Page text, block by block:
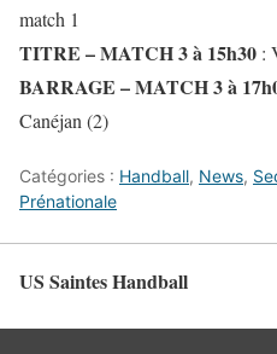
match 1
TITRE –MATCH 3 à 15h30 :
BARRAGE –MATCH 3 à
Canéjan (2)
Catégories : Handball, News,
Prénationale
US Saintes Handball